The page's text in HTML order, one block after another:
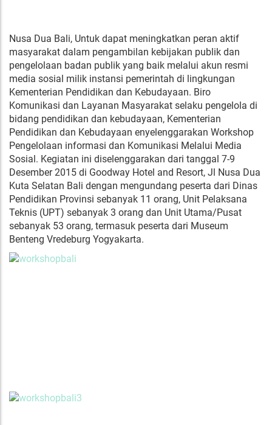
Nusa Dua Bali, Untuk dapat meningkatkan peran aktif
masyarakat dalam pengambilan kebijakan publik dan
pengelolaan badan publik yang baik melalui akun resmi
media sosial milik instansi pemerintah di lingkungan
Kementerian Pendidikan dan Kebudayaan. Biro
Komunikasi dan Layanan Masyarakat selaku pengelola di
bidang pendidikan dan kebudayaan, Kementerian
Pendidikan dan Kebudayaan enyelenggarakan Workshop
Pengelolaan informasi dan Komunikasi Melalui Media
Sosial. Kegiatan ini diselenggarakan dari tanggal 7-9
Desember 2015 di Goodway Hotel and Resort, Jl Nusa Dua
Kuta Selatan Bali dengan mengundang peserta dari Dinas
Pendidikan Provinsi sebanyak 11 orang, Unit Pelaksana
Teknis (UPT) sebanyak 3 orang dan Unit Utama/Pusat
sebanyak 53 orang, termasuk peserta dari Museum
Benteng Vredeburg Yogyakarta.